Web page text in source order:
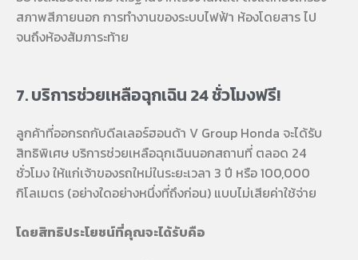
สภาพสีภายนอก การทำงานของระบบไฟฟ้า ห้องโดยสาร ไป
จนถึงห้องสัมภาระท้าย
7. บริการช่วยเหลือฉุกเฉิน 24 ชั่วโมงฟรี!
ลูกค้าที่ออกรถกับดีลเลอร์ฮอนด้า V Group Honda จะได้รับ
สิทธิพิเศษ บริการช่วยเหลือฉุกเฉินนอกสถานที่ ตลอด 24
ชั่วโมง ให้แก่เจ้าของรถใหม่ในระยะเวลา 3 ปี หรือ 100,000
กิโลเมตร (อย่างใดอย่างหนึ่งที่ถึงก่อน) แบบไม่เสียค่าใช้จ่าย
โดยสิทธิประโยชน์ที่คุณจะได้รับคือ